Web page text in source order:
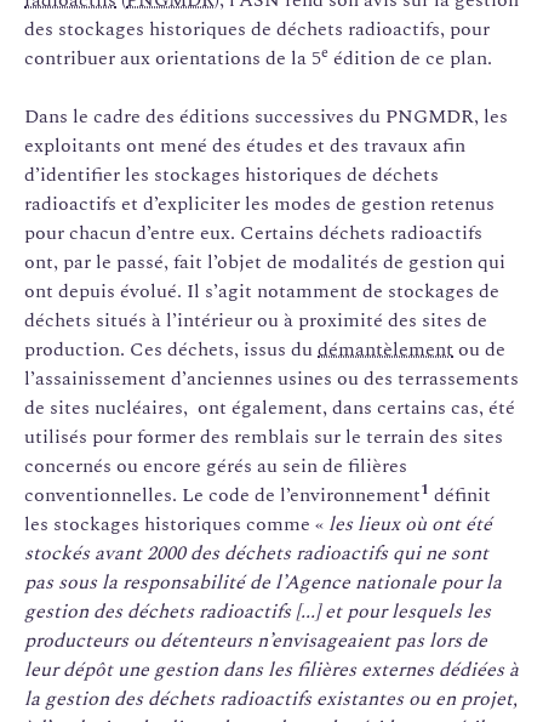
des stockages historiques de déchets radioactifs, pour
contribuer aux orientations de la 5e édition de ce plan.
Dans le cadre des éditions successives du PNGMDR, les
exploitants ont mené des études et des travaux afin
d’identifier les stockages historiques de déchets
radioactifs et d’expliciter les modes de gestion retenus
pour chacun d’entre eux. Certains déchets radioactifs
ont, par le passé, fait l’objet de modalités de gestion qui
ont depuis évolué. Il s’agit notamment de stockages de
déchets situés à l’intérieur ou à proximité des sites de
production. Ces déchets, issus dudémantèlementou de
l’assainissement d’anciennes usines ou des terrassements
de sites nucléaires, ont également, dans certains cas, été
utilisés pour former des remblais sur le terrain des sites
concernés ou encore gérés au sein de filières
conventionnelles. Le code de l’environnement1 définit
les stockages historiques comme « les lieux où ont été
stockés avant 2000 des déchets radioactifs qui ne sont
pas sous la responsabilité de l’Agence nationale pour la
gestion des déchets radioactifs [...] et pour lesquels les
producteurs ou détenteurs n’envisageaient pas lors de
leur dépôt une gestion dans les filières externes dédiées à
la gestion des déchets radioactifs existantes ou en projet,